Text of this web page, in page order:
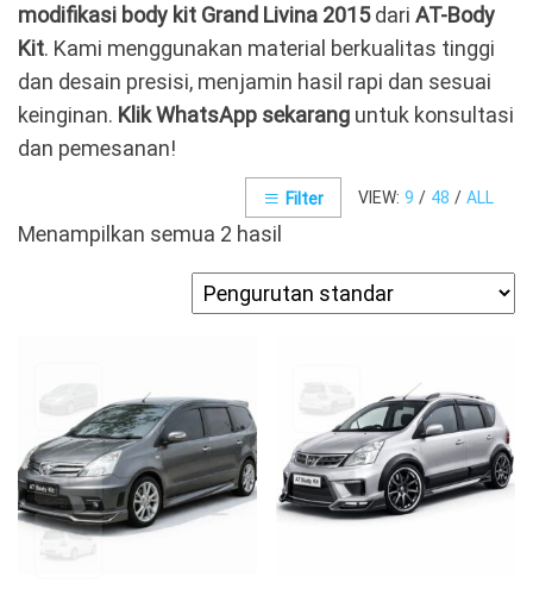
modifikasi body kit Grand Livina 2015dari AT-Body
Kit. Kami menggunakan material berkualitas tinggi
dan desain presisi, menjamin hasil rapi dan sesuai
keinginan. Klik WhatsApp sekarang untuk konsultasi
dan pemesanan!
VIEW: 9 / 48 / ALL
Filter
Menampilkan semua 2 hasil